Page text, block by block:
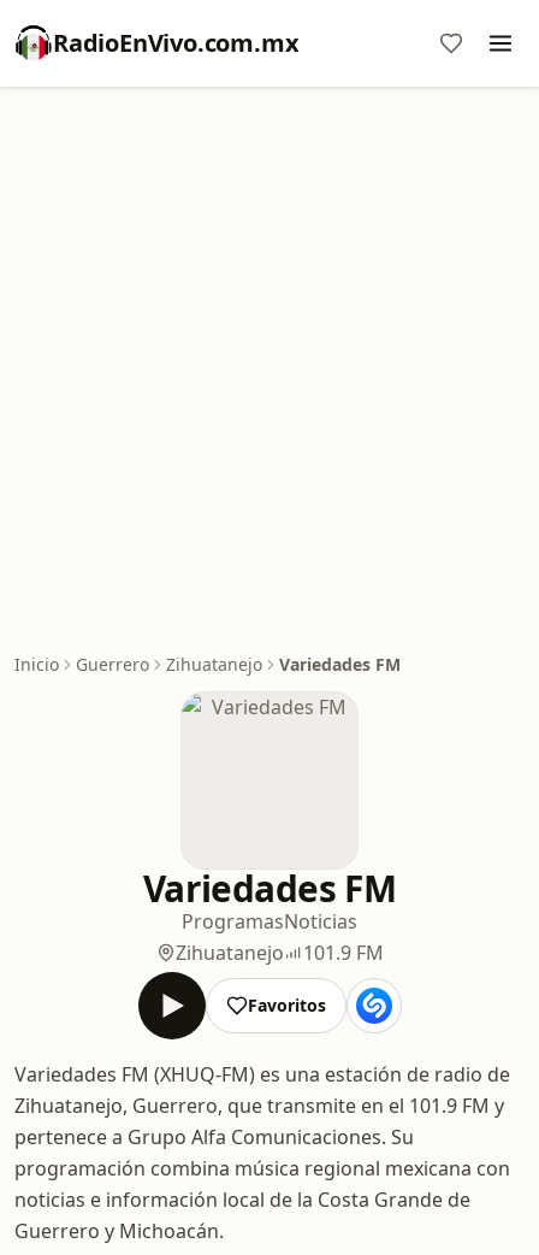
RadioEnVivo.com.mx
Inicio Guerrero Zihuatanejo Variedades FM
Variedades FM
ProgramasNoticias
Zihuatanejo
101.9 FM
Favoritos
Variedades FM (XHUQ-FM) es una estación de radio de
Zihuatanejo, Guerrero, que transmite en el 101.9 FM y
pertenece a Grupo Alfa Comunicaciones. Su
programación combina música regional mexicana con
noticias e información local de la Costa Grande de
Guerrero y Michoacán.